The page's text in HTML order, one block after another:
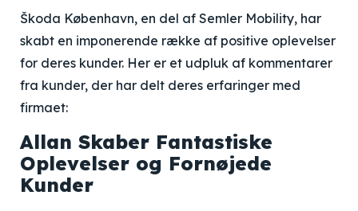
Škoda København, en del af Semler Mobility, har
skabt en imponerende række af positive oplevelser
for deres kunder. Her er et udpluk af kommentarer
fra kunder, der har delt deres erfaringer med
firmaet:
Allan Skaber Fantastiske
Oplevelser og Fornøjede
Kunder